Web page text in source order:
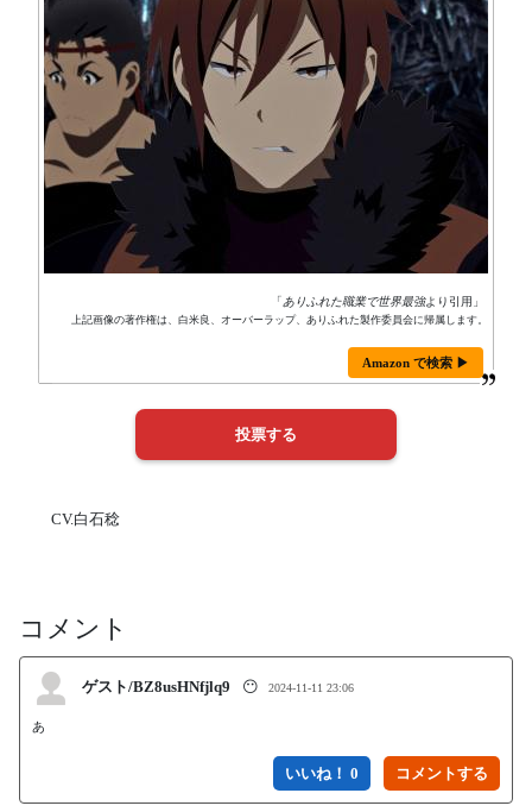
「ありふれた職業で世界最強より引用」
上記画像の著作権は、白米良、オーバーラップ、ありふれた製作委員会に帰属します。
Amazon で検索 ▶
CV.白石稔
コメント
ゲスト/BZ8usHNfjlq9 😶 2024-11-11 23:06
あ
いいね！ 0